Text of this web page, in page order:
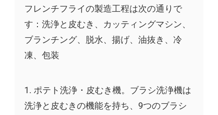
フレンチフライの製造工程は次の通りで
す：洗浄と皮むき、カッティングマシン、
ブランチング、脱水、揚げ、油抜き、冷
凍、包装
1. ポテト洗浄・皮むき機。ブラシ洗浄機は
洗浄と皮むきの機能を持ち、9つのブラシ